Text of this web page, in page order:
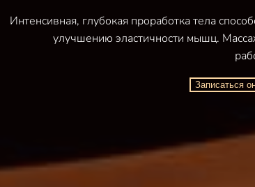
Интенсивная, глубокая проработка тела
улучшению эластичности мышц.
Записаться